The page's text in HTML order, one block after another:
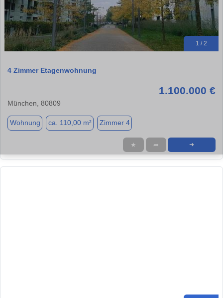
1 / 2
4 Zimmer Etagenwohnung
1.100.000 €
München, 80809
Wohnung ca. 110,00 m² Zimmer 4
★ ➦ ➜